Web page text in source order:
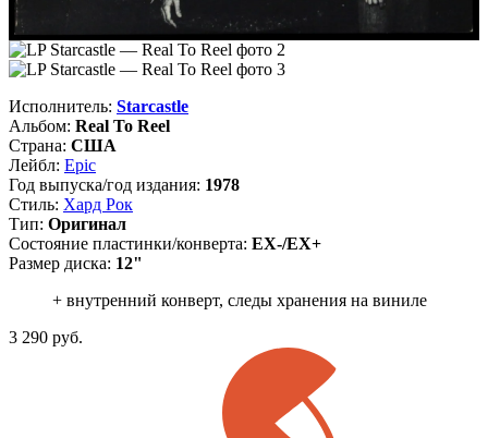
Исполнитель: Starcastle
Альбом: Real To Reel
Страна: США
Лейбл: Epic
Год выпуска/год издания: 1978
Стиль: Хард Рок
Тип: Оригинал
Состояние пластинки/конверта: EX-/EX+
Размер диска: 12"
+ внутренний конверт, следы хранения на виниле
3 290 руб.